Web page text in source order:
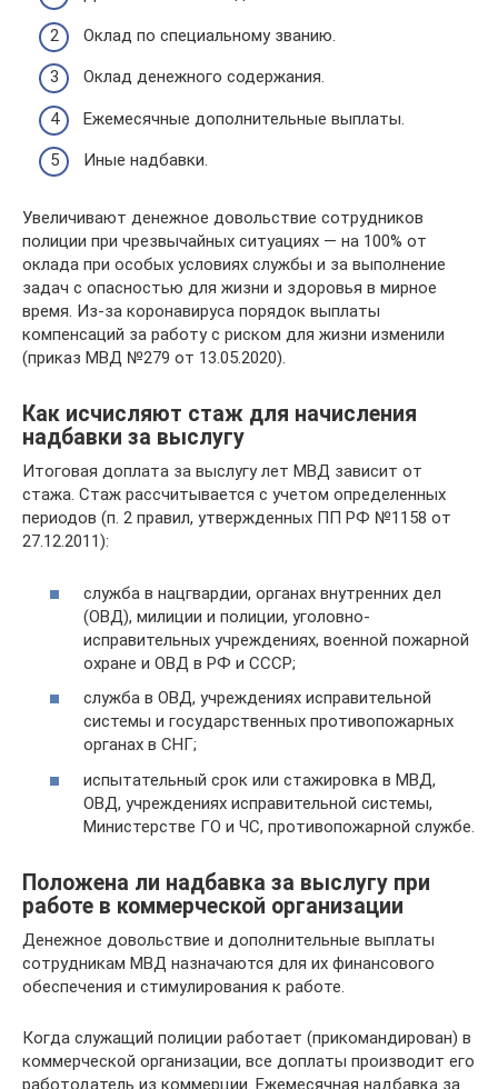
Оклад по специальному званию.
Оклад денежного содержания.
Ежемесячные дополнительные выплаты.
Иные надбавки.
Увеличивают денежное довольствие сотрудников
полиции при чрезвычайных ситуациях — на 100% от
оклада при особых условиях службы и за выполнение
задач с опасностью для жизни и здоровья в мирное
время. Из-за коронавируса порядок выплаты
компенсаций за работу с риском для жизни изменили
(приказ МВД №279 от 13.05.2020).
Как исчисляют стаж для начисления
надбавки за выслугу
Итоговая доплата за выслугу лет МВД зависит от
стажа. Стаж рассчитывается с учетом определенных
периодов (п. 2 правил, утвержденных ПП РФ №1158 от
27.12.2011):
служба в нацгвардии, органах внутренних дел
(ОВД), милиции и полиции, уголовно-
исправительных учреждениях, военной пожарной
охране и ОВД в РФ и СССР;
служба в ОВД, учреждениях исправительной
системы и государственных противопожарных
органах в СНГ;
испытательный срок или стажировка в МВД,
ОВД, учреждениях исправительной системы,
Министерстве ГО и ЧС, противопожарной службе.
Положена ли надбавка за выслугу при
работе в коммерческой организации
Денежное довольствие и дополнительные выплаты
сотрудникам МВД назначаются для их финансового
обеспечения и стимулирования к работе.
Когда служащий полиции работает (прикомандирован) в
коммерческой организации, все доплаты производит его
работодатель из коммерции. Ежемесячная надбавка за